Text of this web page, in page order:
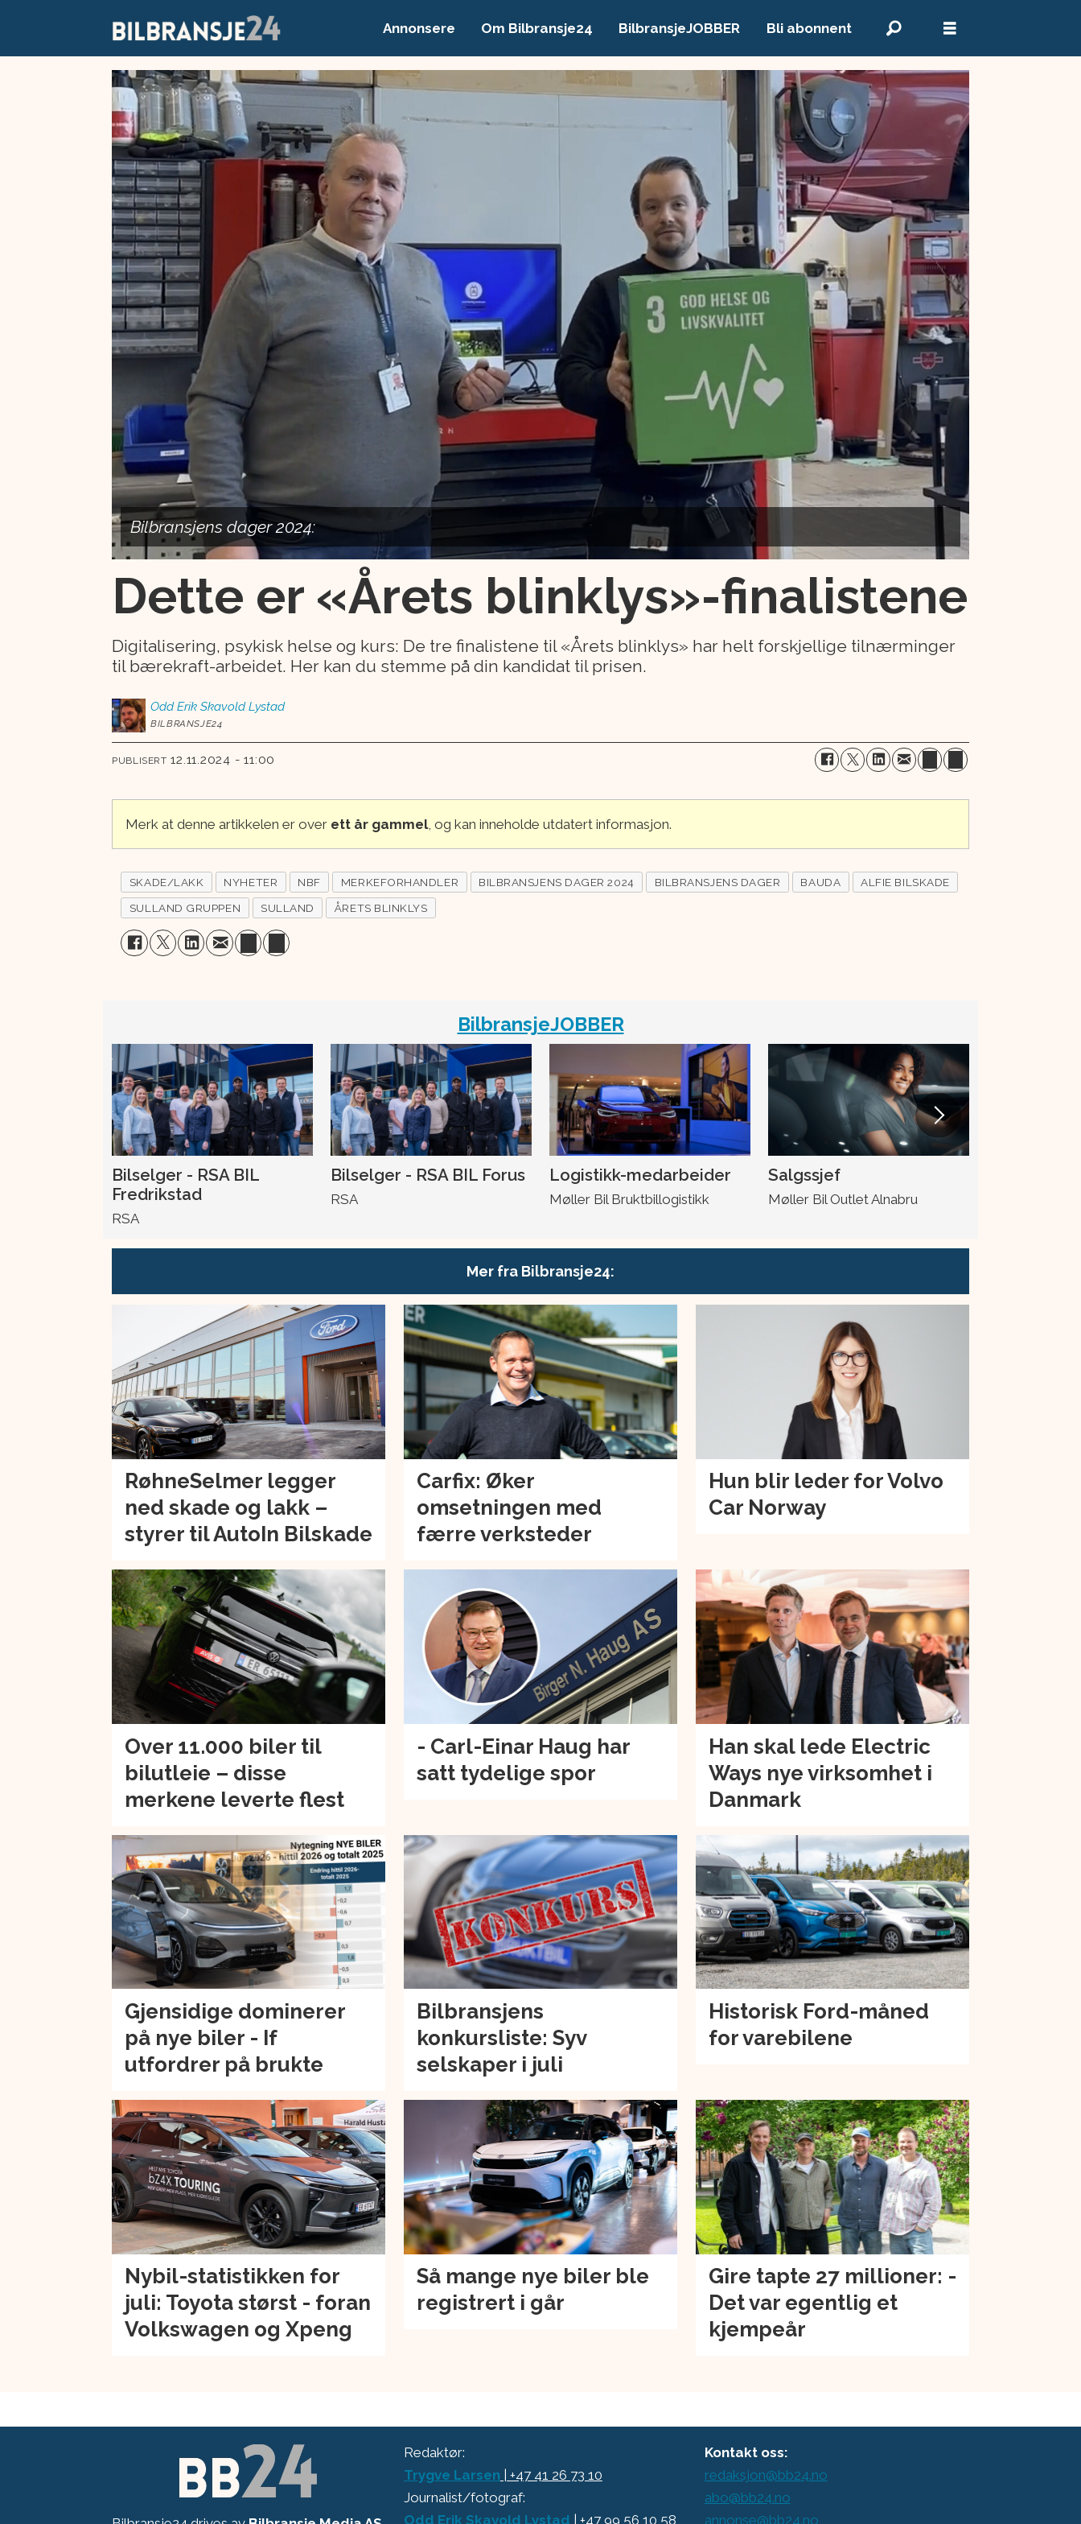
Annonsere Om Bilbransje24 BilbransjeJOBBER Bli abonnent
Bilbransjens dager 2024:
Dette er «Årets blinklys»-finalistene
Digitalisering, psykisk helse og kurs: De tre finalistene til «Årets blinklys» har helt forskjellige tilnærminger
til bærekraft-arbeidet. Her kan du stemme på din kandidat til prisen.
Odd Erik Skavold Lystad
BILBRANSJE24
PUBLISERT 12.11.2024 - 11:00
Merk at denne artikkelen er over ett år gammel, og kan inneholde utdatert informasjon.
SKADE/LAKK NYHETER NBF MERKEFORHANDLER BILBRANSJENS DAGER 2024 BILBRANSJENS DAGER BAUDA
ALFIE BILSKADE
SULLAND GRUPPEN
SULLAND ÅRETS BLINKLYS
BilbransjeJOBBER
Bilselger - RSA BIL
Fredrikstad
RSA
Bilselger - RSA BIL Forus
RSA
Logistikk-medarbeider
Møller Bil Bruktbillogistikk
Salgssjef
Møller Bil Outlet Alnabru
Mer fra Bilbransje24:
RøhneSelmer legger
ned skade og lakk –
styrer til AutoIn Bilskade
Carfix: Øker
omsetningen med
færre verksteder
Hun blir leder for Volvo
Car Norway
Over 11.000 biler til
bilutleie – disse
merkene leverte flest
- Carl-Einar Haug har
satt tydelige spor
Han skal lede Electric
Ways nye virksomhet i
Danmark
Gjensidige dominerer
på nye biler - If
utfordrer på brukte
Bilbransjens
konkursliste: Syv
selskaper i juli
Historisk Ford-måned
for varebilene
Nybil-statistikken for
juli: Toyota størst - foran
Volkswagen og Xpeng
Så mange nye biler ble
registrert i går
Gire tapte 27 millioner: -
Det var egentlig et
kjempeår
Redaktør:
Trygve Larsen | +47 41 26 73 10
Journalist/fotograf:
Odd Erik Skavold Lystad | +47 99 56 10 58
Kontakt oss:
redaksjon@bb24.no
abo@bb24.no
annonse@bb24.no